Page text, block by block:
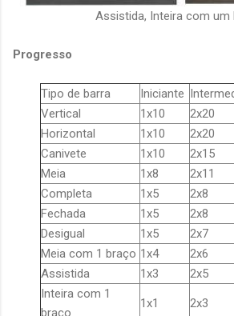
Assistida, Inteira com um
Progresso
Tipo de barra Iniciante
Vertical
1x10 2x20
Horizontal
1x10 2x20
Canivete
1x10 2x15
Meia
1x8 2x11
Completa
1x5 2x8
Fechada
1x5 2x8
Desigual
1x5 2x7
Meia com 1 braço 1x4 2x6
Assistida
1x3 2x5
Inteira com 1
braço
1x1 2x3